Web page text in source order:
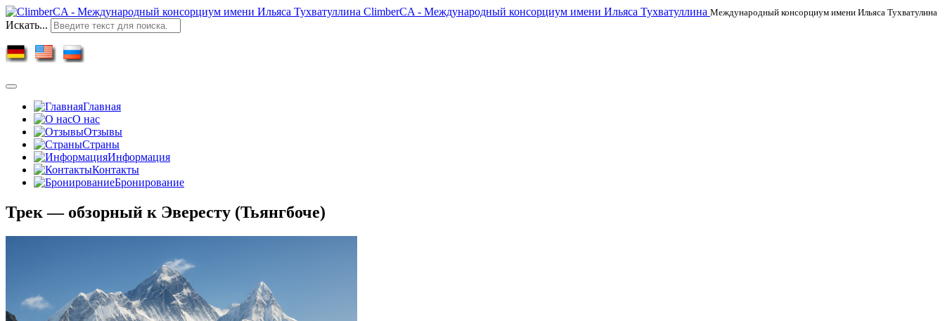
ClimberCA - Международный консорциум имени Ильяса Тухватуллина Международный консорциум имени Ильяса Тухватулина
Искать...
Главная
О нас
Отзывы
Страны
Информация
Контакты
Бронирование
Трек — обзорный к Эвересту (Тьянгбоче)